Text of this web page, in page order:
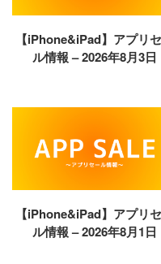
【iPhone&iPad】アプリ
ル情報 – 2026年8月3日
【iPhone&iPad】アプリ
ル情報 – 2026年8月1日